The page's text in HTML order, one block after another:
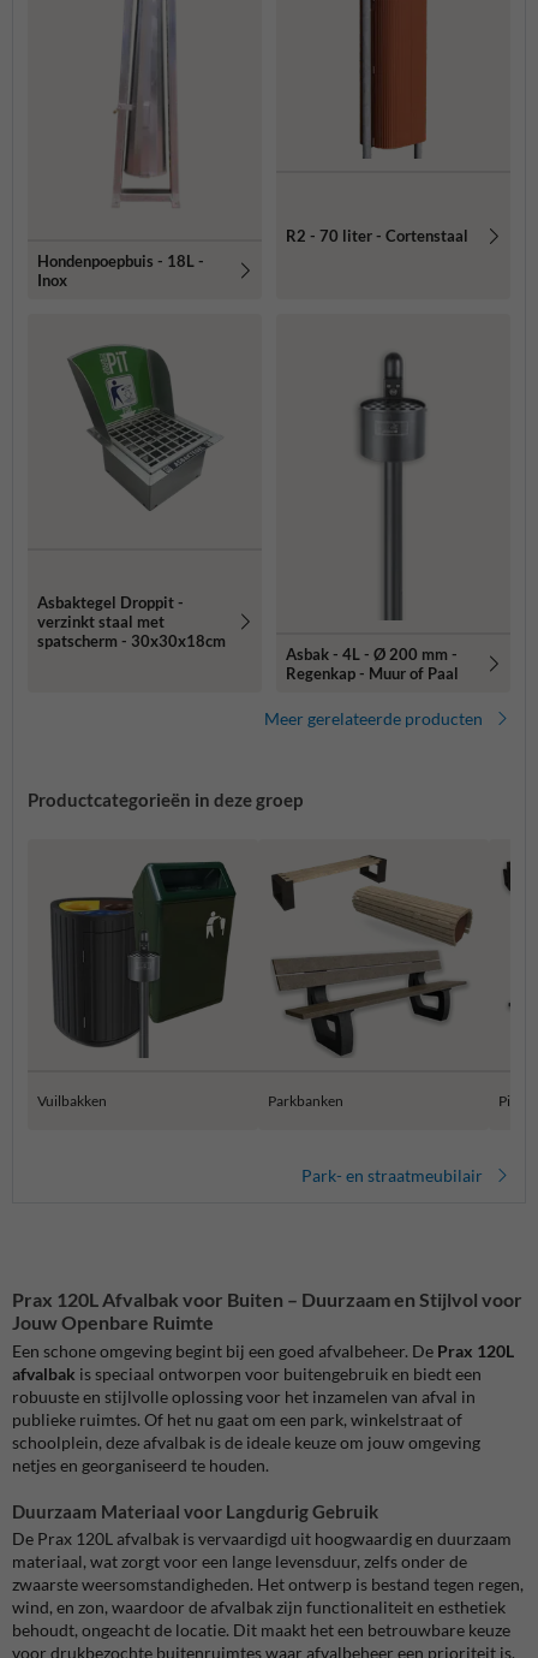
Hondenpoepbuis - 18L -
Inox
R2 - 70 liter - Cortenstaal
Asbaktegel Droppit -
verzinkt staal met
spatscherm - 30x30x18cm
Asbak - 4L - Ø 200 mm -
Regenkap - Muur of Paal
Meer gerelateerde producten
Productcategorieën in deze groep
Vuilbakken Parkbanken
Park- en straatmeubilair
Prax 120L Afvalbak voor Buiten – Duurzaam en Stijlvol voor
Jouw Openbare Ruimte
Een schone omgeving begint bij een goed afvalbeheer. De Prax 120L
afvalbak is speciaal ontworpen voor buitengebruik en biedt een
robuuste en stijlvolle oplossing voor het inzamelen van afval in
publieke ruimtes. Of het nu gaat om een park, winkelstraat of
schoolplein, deze afvalbak is de ideale keuze om jouw omgeving
netjes en georganiseerd te houden.
Duurzaam Materiaal voor Langdurig Gebruik
De Prax 120L afvalbak is vervaardigd uit hoogwaardig en duurzaam
materiaal, wat zorgt voor een lange levensduur, zelfs onder de
zwaarste weersomstandigheden. Het ontwerp is bestand tegen regen,
wind, en zon, waardoor de afvalbak zijn functionaliteit en esthetiek
behoudt, ongeacht de locatie. Dit maakt het een betrouwbare keuze
voor drukbezochte buitenruimtes waar afvalbeheer een prioriteit is.